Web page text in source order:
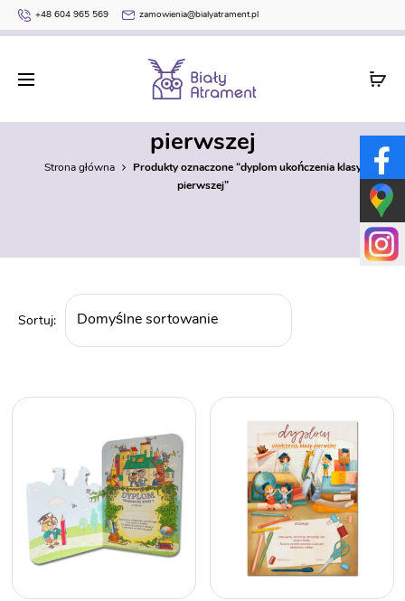
+48 604 965 569 zamowienia@bialyatrament.pl
dyplom ukończenia klasy
pierwszej
Strona główna
Produkty oznaczone “dyplom ukończenia klasy
pierwszej”